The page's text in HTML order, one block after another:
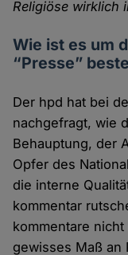
Religiöse wirklich
Wie ist es um
“Presse”
Der hpd hat bei
nachge­fragt, wie
Behauptung, der
Opfer des
die interne
kommentar
kommentare
gewisses Maß an